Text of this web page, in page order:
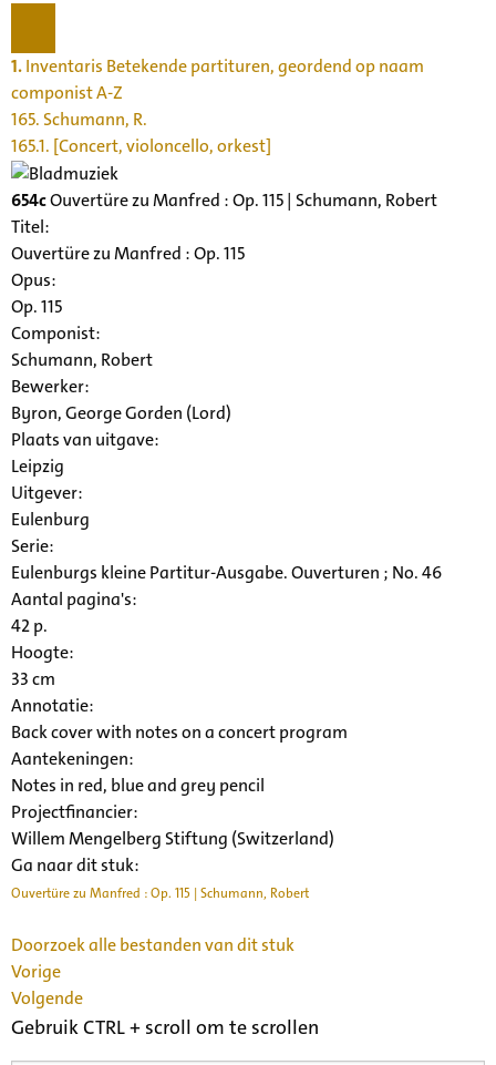
1.Inventaris Betekende partituren, geordend op naam
componist A-Z
165. Schumann, R.
165.1. [Concert, violoncello, orkest]
654cOuvertüre zu Manfred : Op. 115 | Schumann, Robert
Titel:
Ouvertüre zu Manfred : Op. 115
Opus:
Op. 115
Componist:
Schumann, Robert
Bewerker:
Byron, George Gorden (Lord)
Plaats van uitgave:
Leipzig
Uitgever:
Eulenburg
Serie:
Eulenburgs kleine Partitur-Ausgabe. Ouverturen ; No. 46
Aantal pagina's:
42 p.
Hoogte:
33 cm
Annotatie:
Back cover with notes on a concert program
Aantekeningen:
Notes in red, blue and grey pencil
Projectfinancier:
Willem Mengelberg Stiftung (Switzerland)
Ga naar dit stuk:
Ouvertüre zu Manfred : Op. 115 | Schumann, Robert
Doorzoek alle bestanden van dit stuk
Vorige
Volgende
Gebruik CTRL + scroll om te scrollen